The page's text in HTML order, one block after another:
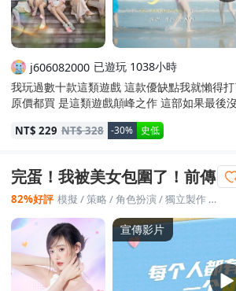
j606082000 已遊玩 1038小時
我玩過數十款這類遊戲 這款優缺點我就懶得打了 直接給結論 買
原價都買 是這類遊戲顛峰之作 這部如果最後
NT$ 229 NT$ 328 -30% 史低
完蛋！我被美女包圍了！前傳
82%好評 模擬 /策略 /角色扮演/獨立製作 冒險
宣傳影片